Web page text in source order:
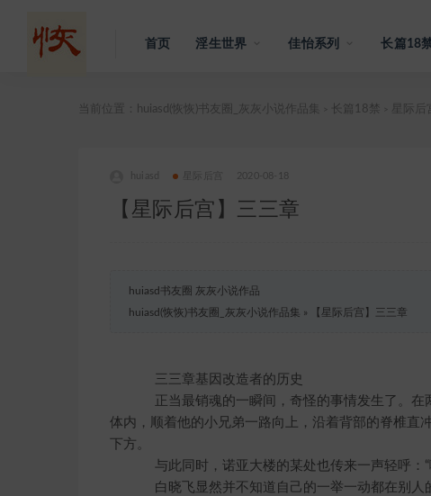
首页 淫生世界 佳怡系列 长篇18
当前位置： huiasd(恢恢)书友圈_灰灰小说作品集 长篇18禁 星际后
2020-08-18
【星际后宫】三三章
huiasd书友圈 灰灰小说作品
huiasd(恢恢)书友圈_灰灰小说作品集 » 【星际后宫】三三章
三三章基因改造者的历史
正当最销魂的一瞬间，奇怪的事情发生了。在
体内，顺着他的小兄弟一路向上，沿着背部的脊椎直
下方。
与此同时，诺亚大楼的某处也传来一声轻呼：“
白晓飞显然并不知道自己的一举一动都在别人